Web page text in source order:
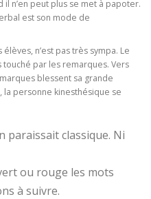
n’en peut plus se met à papoter.
est son mode de
n’est pas très sympa. Le
par les remarques. Vers
blessent sa grande
la personne kinesthésique se
paraissait classique. Ni
ou rouge les mots
à suivre.